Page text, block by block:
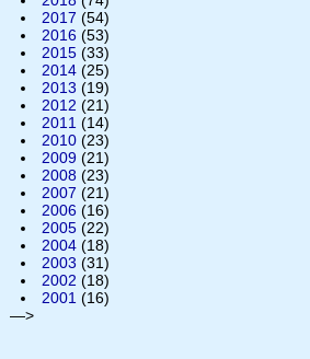
2017 (54)
2016 (53)
2015 (33)
2014 (25)
2013 (19)
2012 (21)
2011 (14)
2010 (23)
2009 (21)
2008 (23)
2007 (21)
2006 (16)
2005 (22)
2004 (18)
2003 (31)
2002 (18)
2001 (16)
—>